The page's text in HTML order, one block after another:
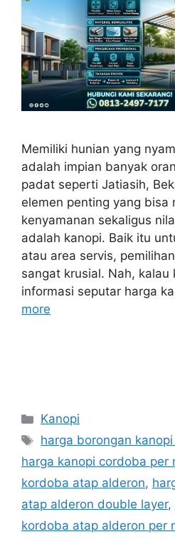
Memiliki hunian yang
adalah impian banyak
padat seperti Jatiasih,
elemen penting yang bisa
kenyamanan sekaligus
adalah kanopi. Baik itu
atau area servis,
sangat krusial. Nah, kalau
informasi seputar harga
more
Categories
Kanopi
Tags
harga borongan
harga kanopi cordoba per
kordoba atap alderon,
atap alderon double layer,
kordoba atap alderon per